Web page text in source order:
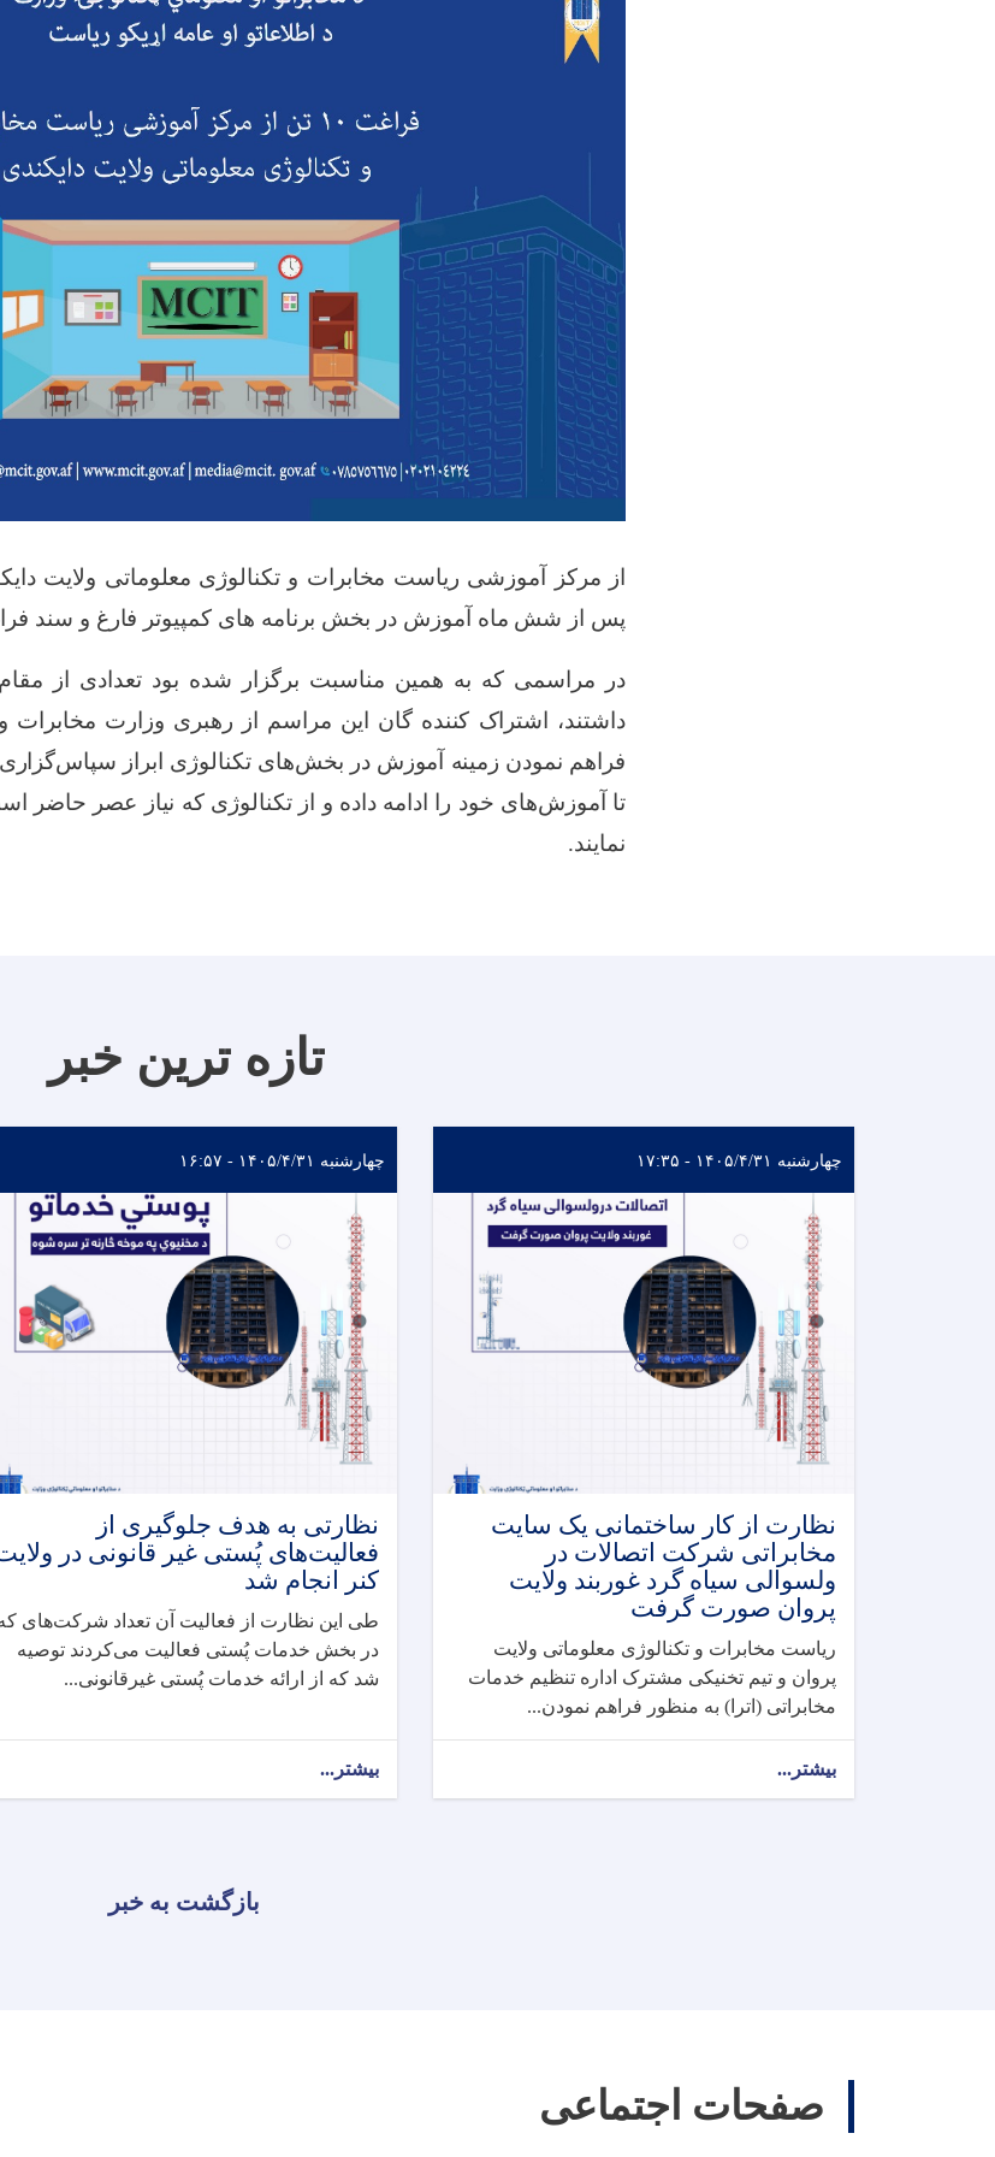
از مرکز آموزشی ریاست مخابرات و تکنالوژی معلوماتی ولایت
پس از شش ماه آموزش در بخش برنامه های کمپیوتر فارغ و سند
در مراسمی که به همین مناسبت برگزار شده بود تعدادی از
داشتند، اشتراک کننده گان این مراسم از رهبری وزارت مخابرات و
فراهم نمودن زمینه آموزش در بخش‌های تکنالوژی ابراز سپاس‌گزاری
تا آموزش‌های خود را ادامه داده و از تکنالوژی که نیاز عصر حاضر
نمایند.
تازه ترین خبر
چهارشنبه ۱۴۰۵/۴/۳۱ - ۱۷:۳۵
نظارت از کار ساختمانی یک سایت
مخابراتی شرکت اتصالات در
ولسوالی سیاه گرد غوربند ولایت
پروان صورت گرفت
ریاست مخابرات و تکنالوژی معلوماتی ولایت
پروان و تیم تخنیکی مشترک اداره تنظیم خدمات
مخابراتی (اترا) به منظور فراهم نمودن...
بیشتر...
چهارشنبه ۱۴۰۵/۴/۳۱ - ۱۶:۵۷
نظارتی به هدف جلوگیری از
فعالیت‌های پُستی غیر قانونی در
کنر انجام شد
طی این نظارت از فعالیت آن تعداد شرکت‌های
در بخش خدمات پُستی فعالیت می‌کردند توصیه
شد که از ارائه خدمات پُستی غیرقانونی...
بیشتر...
بازگشت به خبر
صفحات اجتماعی